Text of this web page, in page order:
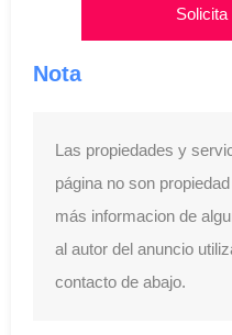
Nota
Las propiedades y
página no son
más informacion de
al autor del anuncio
contacto de abajo.